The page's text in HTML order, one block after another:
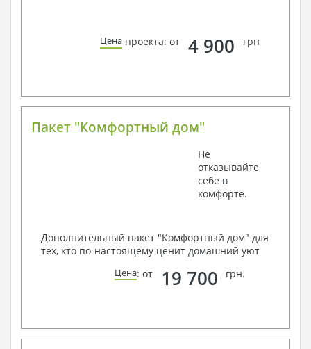
Цена проекта: от 4 900 грн
Пакет "Комфортный дом"
Не
отказывайте
себе в
комфорте.
Дополнительный пакет "Комфортный дом" для
тех, кто по-настоящему ценит домашний уют
Цена: от 19 700 грн.